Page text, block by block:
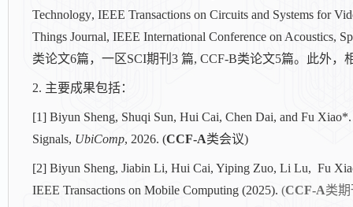
Technology, IEEE Transactions on Circuits and Systems for
Things Journal, IEEE International Conference on
类论文6篇，一区SCI期刊3 篇, CCF-B类论文5篇。此外
2. 主要成果包括：
[1] Biyun Sheng, Shuqi Sun, Hui Cai, Chen Dai, and Fu
Signals, UbiComp, 2026. (CCF-A类会议)
[2] Biyun Sheng, Jiabin Li, Hui Cai, Yiping Zuo, Li Lu, Fu
IEEE Transactions on Mobile Computing (2025). (CCF-A类